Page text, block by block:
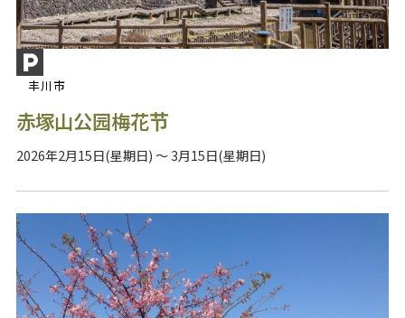
丰川市
赤塚山公园梅花节
2026年2月15日(星期日) ～ 3月15日(星期日)